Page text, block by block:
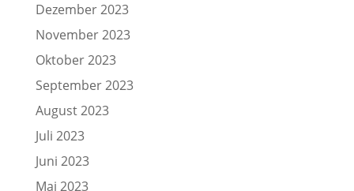
Dezember 2023
November 2023
Oktober 2023
September 2023
August 2023
Juli 2023
Juni 2023
Mai 2023